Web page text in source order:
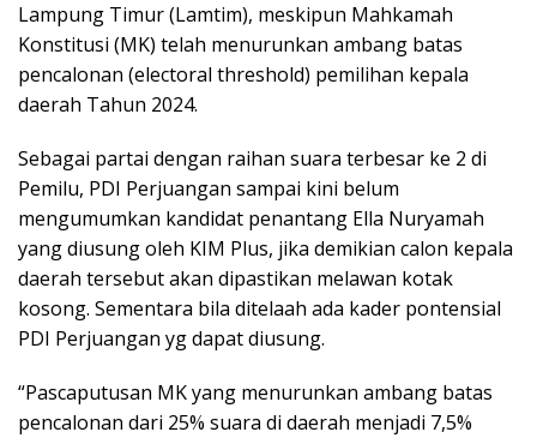
Lampung Timur (Lamtim), meskipun Mahkamah
Konstitusi (MK) telah menurunkan ambang batas
pencalonan (electoral threshold) pemilihan kepala
daerah Tahun 2024.
Sebagai partai dengan raihan suara terbesar ke 2 di
Pemilu, PDI Perjuangan sampai kini belum
mengumumkan kandidat penantang Ella Nuryamah
yang diusung oleh KIM Plus, jika demikian calon kepala
daerah tersebut akan dipastikan melawan kotak
kosong. Sementara bila ditelaah ada kader pontensial
PDI Perjuangan yg dapat diusung.
“Pascaputusan MK yang menurunkan ambang batas
pencalonan dari 25% suara di daerah menjadi 7,5%